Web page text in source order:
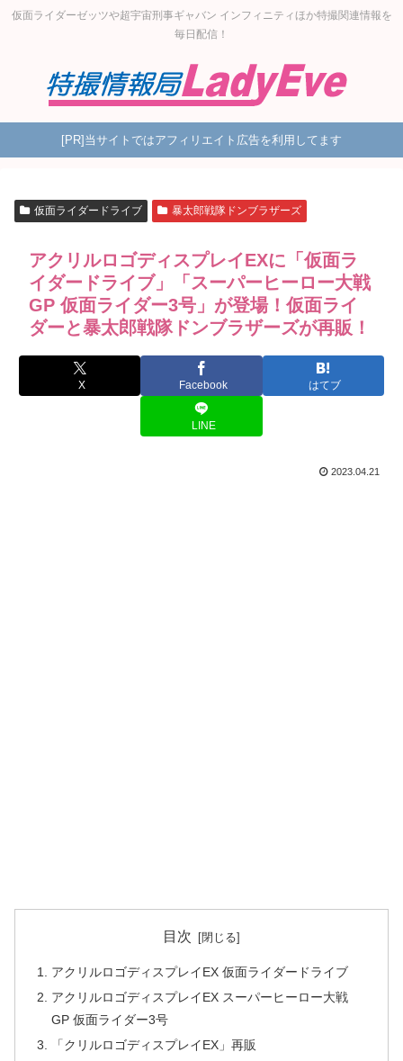
仮面ライダーゼッツや超宇宙刑事ギャバン インフィニティほか特撮関連情報を
毎日配信！
[PR]当サイトではアフィリエイト広告を利用してます
仮面ライダードライブ 暴太郎戦隊ドンブラザーズ
アクリルロゴディスプレイEXに「仮面ラ
イダードライブ」「スーパーヒーロー大戦
GP 仮面ライダー3号」が登場！仮面ライ
ダーと暴太郎戦隊ドンブラザーズが再販！
X Facebook はてブ
LINE
2023.04.21
目次
アクリルロゴディスプレイEX 仮面ライダードライブ
アクリルロゴディスプレイEX スーパーヒーロー大戦
GP 仮面ライダー3号
「クリルロゴディスプレイEX」再販